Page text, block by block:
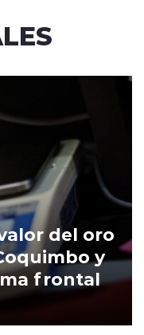
del oro
y
frontal